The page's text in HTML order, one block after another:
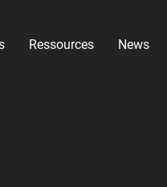
Ressources News